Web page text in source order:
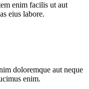
enim facilis ut aut
eius labore.
doloremque aut neque
enim.